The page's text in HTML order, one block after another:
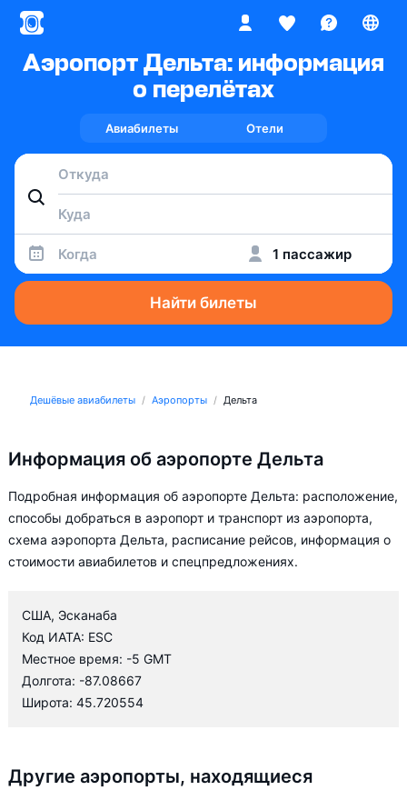
Аэропорт Дельта: информация
о перелётах
Авиабилеты Отели
Когда 1 пассажир
Найти билеты
Дешёвые авиабилеты Аэропорты Дельта
Информация об аэропорте Дельта
Подробная информация об аэропорте Дельта: расположение,
способы добраться в аэропорт и транспорт из аэропорта,
схема аэропорта Дельта, расписание рейсов, информация о
стоимости авиабилетов и спецпредложениях.
США, Эсканаба
Код ИАТА: ESC
Местное время: -5 GMT
Долгота: -87.08667
Широта: 45.720554
Другие аэропорты, находящиеся